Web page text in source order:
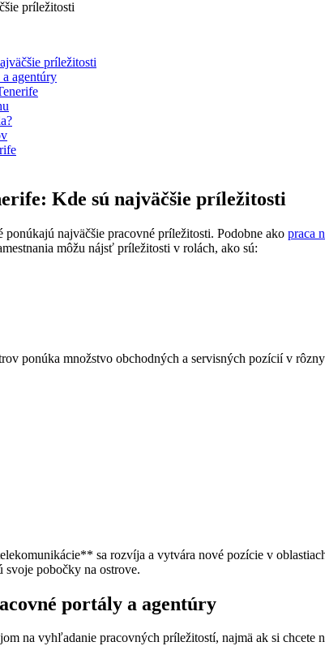
príležitosti
agentúry
Kde sú najväčšie príležitosti
najväčšie pracovné príležitosti. Podobne ako praca
môžu nájsť príležitosti v rolách, ako sú:
ponúka množstvo obchodných a servisných pozícií v
sa rozvíja a vytvára nové pozície v
svoje pobočky na ostrove.
portály a agentúry
na vyhľadanie pracovných príležitostí, najmä ak si chcete